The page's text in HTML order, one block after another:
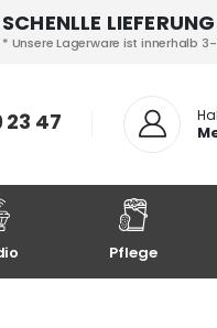
SCHENLLE
* Unsere Lagerware ist innerhalb
23 47
Pflege